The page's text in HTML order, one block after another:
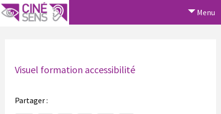
Menu
Visuel formation accessibilité
Partager :